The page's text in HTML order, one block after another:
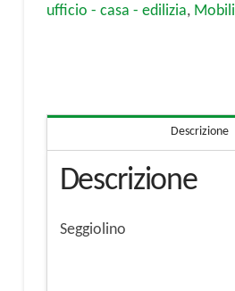
ufficio - casa - edilizia, Mobili
Descrizione
Descrizione
Seggiolino